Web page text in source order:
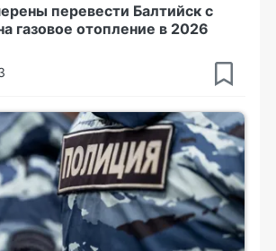
перевести Балтийск с
газовое отопление в 2026